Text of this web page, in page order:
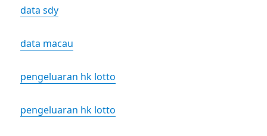
data sdy
data macau
pengeluaran hk lotto
pengeluaran hk lotto